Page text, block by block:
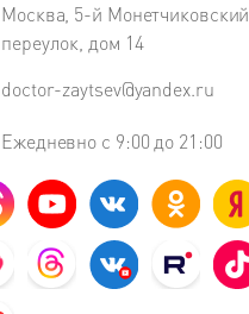
Москва, 5-й Монетчиковский
переулок, дом 14
doctor-zaytsev@yandex.ru
Ежедневно с 9:00 до 21:00